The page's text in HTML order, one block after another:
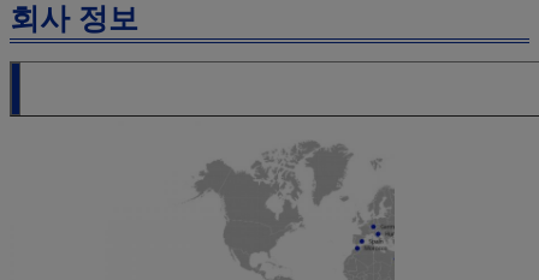
회사 정보